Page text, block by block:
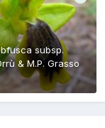
subsp.
& M.P. Grasso